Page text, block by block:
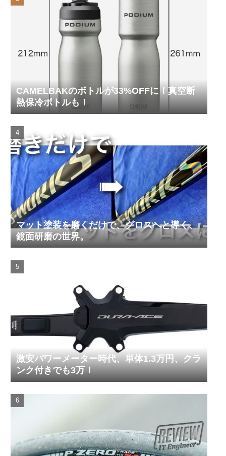
CAMELBAKのボトルが33%OFFに！真空断
熱保冷ボトルも！
マット塗装を磨くだけで、グロスへと導く、
鏡面研磨の世界。
激安パワーメーター時代、単体1.3万円、クラ
ンク付きでも3万！